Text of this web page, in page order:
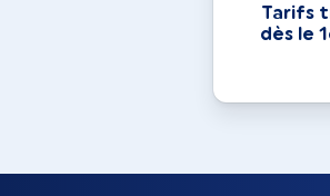
Tarifs
dès le